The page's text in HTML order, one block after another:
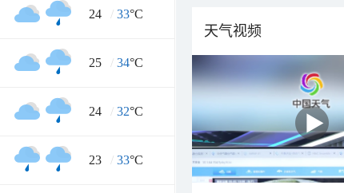
24 / 33°C
25 / 34°C
24 / 32°C
23 / 33°C
天气视频